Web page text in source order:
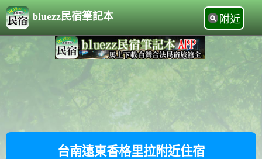
bluezz民宿筆記本 附近
台南遠東香格里拉附近住宿